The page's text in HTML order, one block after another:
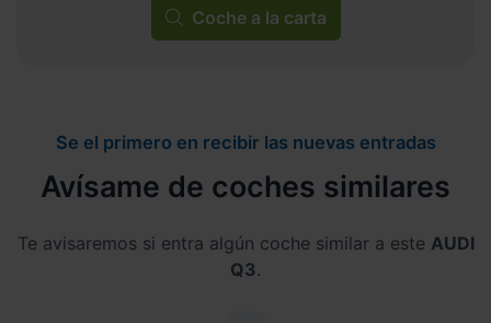
Coche a la carta
Se el primero en recibir las nuevas entradas
Avísame de coches similares
Te avisaremos si entra algún coche similar a este AUDI
Q3.